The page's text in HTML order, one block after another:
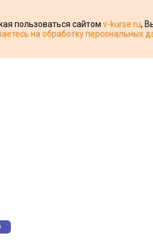
пользоваться сайтом v-kurse.ru,
на обработку персональных